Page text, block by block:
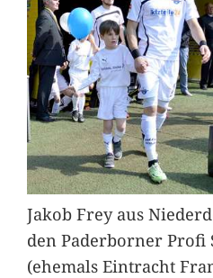
Jakob Frey aus
den Paderborner Profi
(ehemals Eintracht